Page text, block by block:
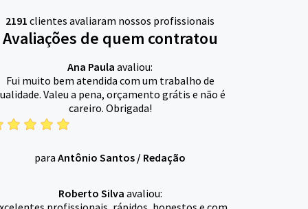
2191 clientes avaliaram nossos profissionais
Avaliações de quem contratou
Ana Paula avaliou:
Fui muito bem atendida com um trabalho de
Valeu a pena, orçamento grátis e não é
careiro. Obrigada!
para Antônio Santos / Redação
Roberto Silva avaliou: